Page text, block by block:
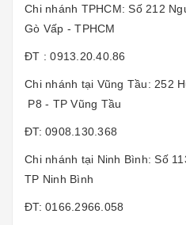
Chi nhánh TPHCM: Số 212
Gò Vấp - TPHCM
ĐT : 0913.20.40.86
Chi nhánh tại Vũng Tầu: 252
P8 - TP Vũng Tầu
ĐT: 0908.130.368
Chi nhánh tại Ninh Bình: Số
TP Ninh Bình
ĐT: 0166.2966.058